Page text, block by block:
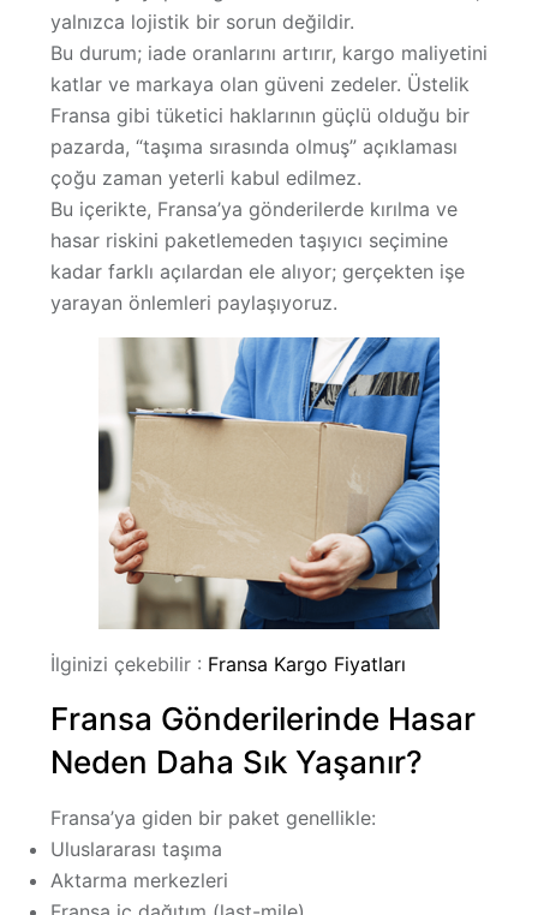
Hakkımızda
yalnızca lojistik bir sorun değildir.
Bu durum; iade oranlarını artırır, kargo maliyetini
katlar ve markaya olan güveni zedeler. Üstelik
Fransa gibi tüketici haklarının güçlü olduğu bir
pazarda, “taşıma sırasında olmuş” açıklaması
çoğu zaman yeterli kabul edilmez.
Bu içerikte, Fransa’ya gönderilerde kırılma ve
hasar riskini paketlemeden taşıyıcı seçimine
kadar farklı açılardan ele alıyor; gerçekten işe
yarayan önlemleri paylaşıyoruz.
İlginizi çekebilir : Fransa Kargo Fiyatları
Fransa Gönderilerinde Hasar
Neden Daha Sık Yaşanır?
Fransa’ya giden bir paket genellikle:
Uluslararası taşıma
Aktarma merkezleri